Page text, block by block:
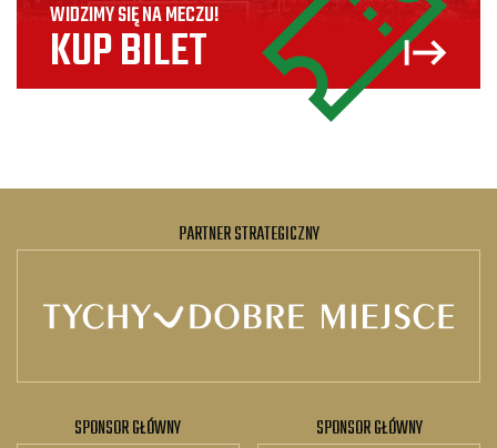
WIDZIMY SIĘ NA MECZU!
KUP BILET
PARTNER STRATEGICZNY
SPONSOR GŁÓWNY SPONSOR GŁÓWNY